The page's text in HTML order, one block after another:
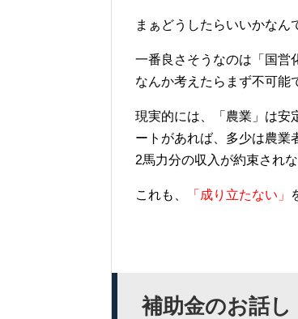
まぁどうしたらいいかなん
一番良さそうなのは「国営
なんか考えたらまず不可能
現実的には、「農業」は安
ートがあれば、多少は農業
2馬力分の収入が約束されな
これも、 「成り立たない」
補助金のお話し